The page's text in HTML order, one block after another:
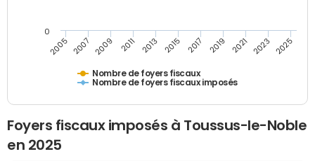
Nombre de foyers fiscaux
Nombre de foyers fiscaux imposés
2005 2007 2009 2011 2013 2015 2017 2019 2021 2023 2025
0
Foyers fiscaux imposés à Toussus-le-Noble
en 2025